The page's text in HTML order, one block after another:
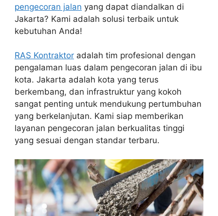
pengecoran jalan yang dapat diandalkan di
Jakarta? Kami adalah solusi terbaik untuk
kebutuhan Anda!
RAS Kontraktor adalah tim profesional dengan
pengalaman luas dalam pengecoran jalan di ibu
kota. Jakarta adalah kota yang terus
berkembang, dan infrastruktur yang kokoh
sangat penting untuk mendukung pertumbuhan
yang berkelanjutan. Kami siap memberikan
layanan pengecoran jalan berkualitas tinggi
yang sesuai dengan standar terbaru.